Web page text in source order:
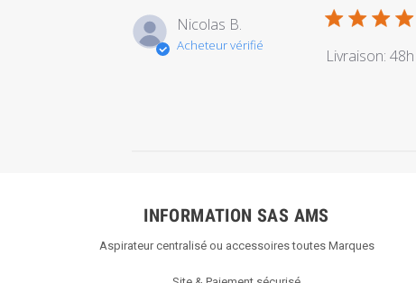
Nicolas B.
Acheteur vérifié
Livraison:
INFORMATION SAS AMS
Aspirateur centralisé ou accessoires toutes Marques